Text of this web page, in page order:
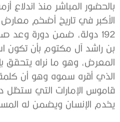
بالحضور المباشر منذ اندلاع
الأكبر في تاريخ أضخم معارض
192 دولة، ضمن دورة
بن راشد آل مكتوم بأن تكون
المعرض، وهو ما نراه يتحقق
الذي أقره سموه وهو أن
قاموس الإمارات التي ستظل
يخدم الإنسان ويضمن له